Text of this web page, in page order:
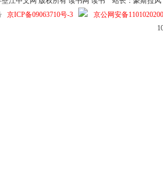
京ICP备09063710号-3
京公网安备